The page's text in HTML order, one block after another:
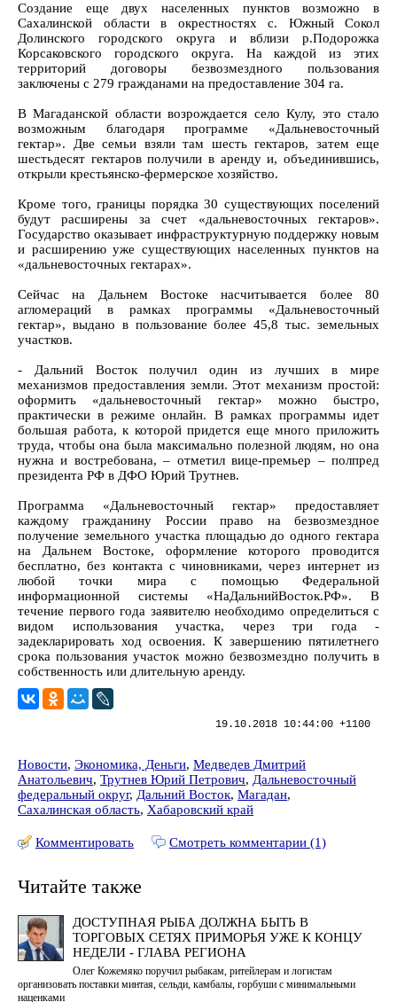
Создание еще двух населенных пунктов возможно в
Сахалинской области в окрестностях с. Южный Сокол
Долинского городского округа и вблизи р.Подорожка
Корсаковского городского округа. На каждой из этих
территорий договоры безвозмездного пользования
заключены с 279 гражданами на предоставление 304 га.
В Магаданской области возрождается село Кулу, это стало
возможным благодаря программе «Дальневосточный
гектар». Две семьи взяли там шесть гектаров, затем еще
шестьдесят гектаров получили в аренду и, объединившись,
открыли крестьянско-фермерское хозяйство.
Кроме того, границы порядка 30 существующих поселений
будут расширены за счет «дальневосточных гектаров».
Государство оказывает инфраструктурную поддержку новым
и расширению уже существующих населенных пунктов на
«дальневосточных гектарах».
Сейчас на Дальнем Востоке насчитывается более 80
агломераций в рамках программы «Дальневосточный
гектар», выдано в пользование более 45,8 тыс. земельных
участков.
- Дальний Восток получил один из лучших в мире
механизмов предоставления земли. Этот механизм простой:
оформить «дальневосточный гектар» можно быстро,
практически в режиме онлайн. В рамках программы идет
большая работа, к которой придется еще много приложить
труда, чтобы она была максимально полезной людям, но она
нужна и востребована, – отметил вице-премьер – полпред
президента РФ в ДФО Юрий Трутнев.
Программа «Дальневосточный гектар» предоставляет
каждому гражданину России право на безвозмездное
получение земельного участка площадью до одного гектара
на Дальнем Востоке, оформление которого проводится
бесплатно, без контакта с чиновниками, через интернет из
любой точки мира с помощью Федеральной
информационной системы «НаДальнийВосток.РФ». В
течение первого года заявителю необходимо определиться с
видом использования участка, через три года -
задекларировать ход освоения. К завершению пятилетнего
срока пользования участок можно безвозмездно получить в
собственность или длительную аренду.
19.10.2018 10:44:00 +1100
Новости, Экономика, Деньги, Медведев Дмитрий
Анатольевич, Трутнев Юрий Петрович, Дальневосточный
федеральный округ, Дальний Восток, Магадан,
Сахалинская область, Хабаровский край
Комментировать Смотреть комментарии (1)
Читайте также
ДОСТУПНАЯ РЫБА ДОЛЖНА БЫТЬ В
ТОРГОВЫХ СЕТЯХ ПРИМОРЬЯ УЖЕ К КОНЦУ
НЕДЕЛИ - ГЛАВА РЕГИОНА
Олег Кожемяко поручил рыбакам, ритейлерам и логистам
организовать поставки минтая, сельди, камбалы, горбуши с минимальными
наценками